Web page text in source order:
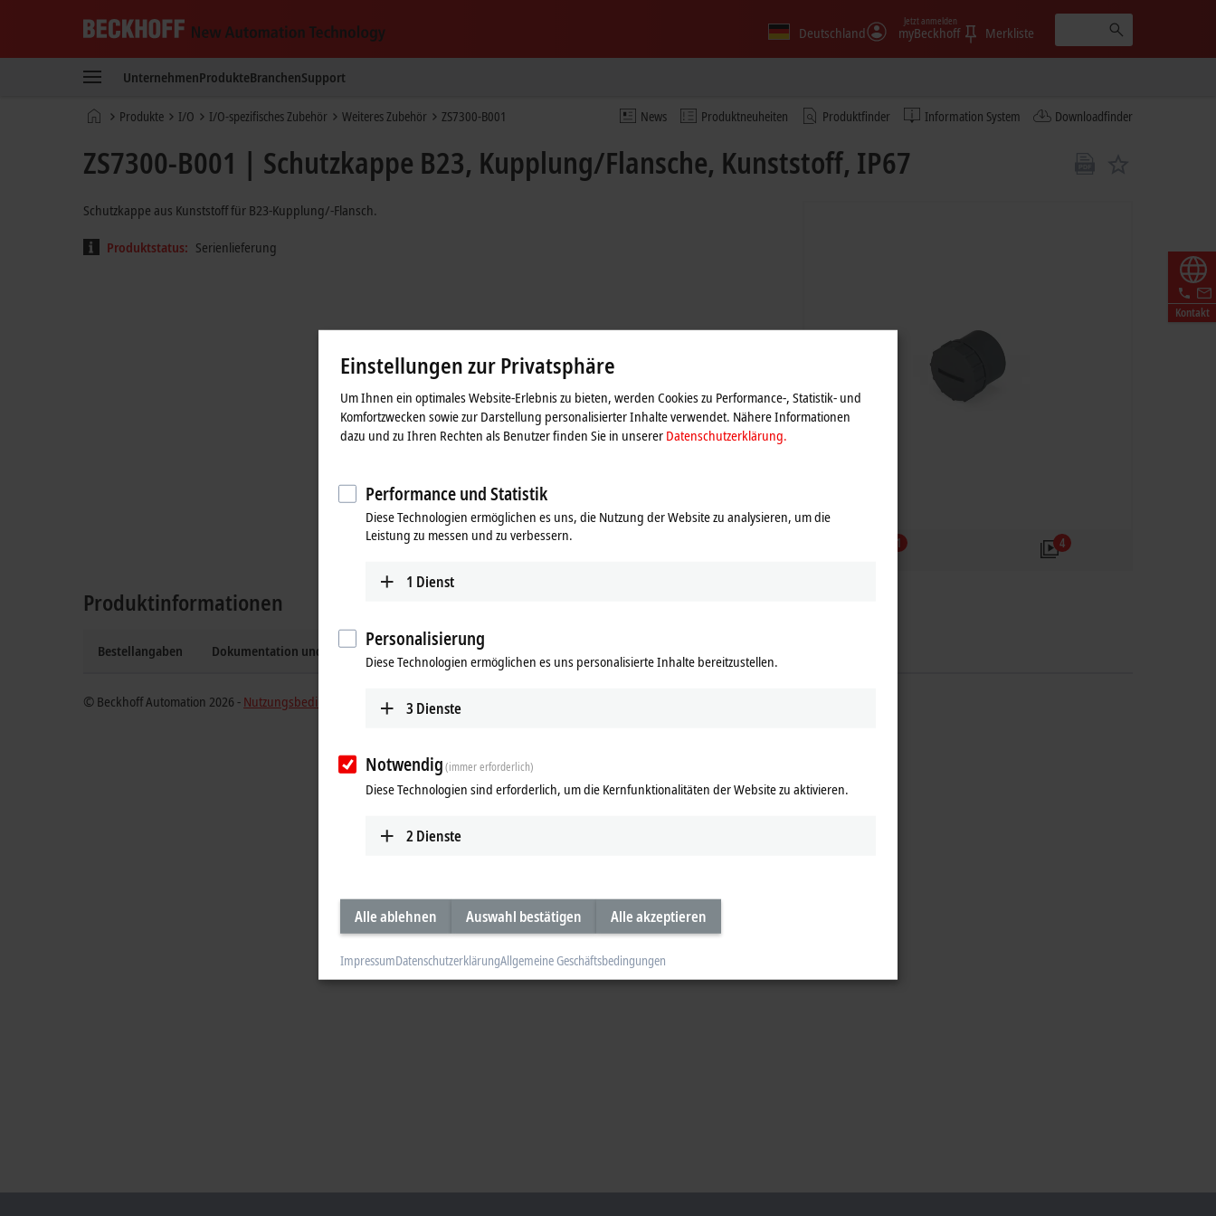
New
Technology
Deutschland myBeckhoff
Jetzt anmelden
Merkliste
UnternehmenProdukteBranchenSupport
News Produktneuheiten Produktfinder Information System Downloadfinder
StartseiteProdukte I/O I/O-spezifisches Zubehör Weiteres Zubehör ZS7300-B001
Kontakt
ZS7300-B001 | Schutzkappe B23, Kupplung/Flansche, Kunststoff, IP67
1 4
Schutzkappe aus Kunststoff für B23-Kupplung/-Flansch.
Produktstatus: Serienlieferung
Produktinformationen
Bestellangaben Dokumentation und Downloads Ähnliche Produkte
© Beckhoff Automation 2026 - Nutzungsbedingungen
Einstellungen zur Privatsphäre
Um Ihnen ein optimales Website-Erlebnis zu bieten, werden Cookies zu Performance-, Statistik- und
Komfortzwecken sowie zur Darstellung personalisierter Inhalte verwendet. Nähere Informationen
dazu und zu Ihren Rechten als Benutzer finden Sie in unserer Datenschutzerklärung.
Performance und Statistik
Diese Technologien ermöglichen es uns, die Nutzung der Website zu analysieren, um die
Leistung zu messen und zu verbessern.
1 Dienst
Personalisierung
Diese Technologien ermöglichen es uns personalisierte Inhalte bereitzustellen.
3 Dienste
Notwendig(immer erforderlich)
Diese Technologien sind erforderlich, um die Kernfunktionalitäten der Website zu aktivieren.
2 Dienste
Alle ablehnen Auswahl bestätigen Alle akzeptieren
ImpressumDatenschutzerklärungAllgemeine Geschäftsbedingungen